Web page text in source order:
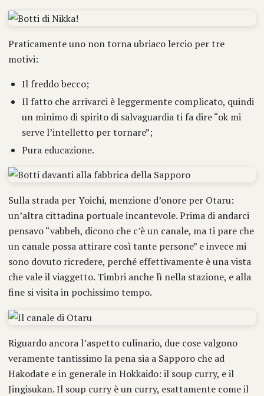
Praticamente uno non torna ubriaco lercio per tre
motivi:
Il freddo becco;
Il fatto che arrivarci è leggermente complicato, quindi
un minimo di spirito di salvaguardia ti fa dire “ok mi
serve l’intelletto per tornare”;
Pura educazione.
Sulla strada per Yoichi, menzione d’onore per Otaru:
un’altra cittadina portuale incantevole. Prima di andarci
pensavo “vabbeh, dicono che c’è un canale, ma ti pare che
un canale possa attirare così tante persone” e invece mi
sono dovuto ricredere, perché effettivamente è una vista
che vale il viaggetto. Timbri anche lì nella stazione, e alla
fine si visita in pochissimo tempo.
Riguardo ancora l’aspetto culinario, due cose valgono
veramente tantissimo la pena sia a Sapporo che ad
Hakodate e in generale in Hokkaido: il soup curry, e il
Jingisukan. Il soup curry è un curry, esattamente come il